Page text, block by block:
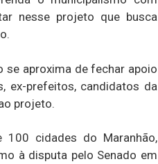
nesse projeto que busca
se aproxima de fechar apoio
ex-prefeitos, candidatos da
projeto.
cidades do Maranhão,
à disputa pelo Senado em